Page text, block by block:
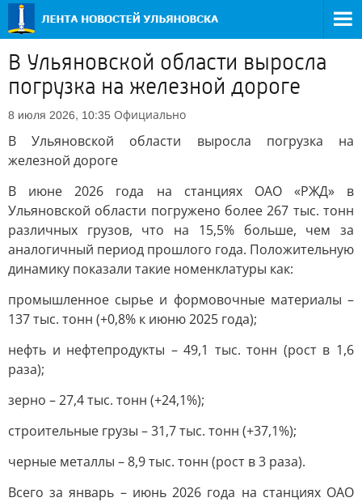
В Ульяновской области выросла
погрузка на железной дороге
8 июля 2026, 10:35 Официально
В Ульяновской области выросла погрузка на
железной дороге
В июне 2026 года на станциях ОАО «РЖД» в
Ульяновской области погружено более 267 тыс. тонн
различных грузов, что на 15,5% больше, чем за
аналогичный период прошлого года. Положительную
динамику показали такие номенклатуры как:
промышленное сырье и формовочные материалы –
137 тыс. тонн (+0,8% к июню 2025 года);
нефть и нефтепродукты – 49,1 тыс. тонн (рост в 1,6
раза);
зерно – 27,4 тыс. тонн (+24,1%);
строительные грузы – 31,7 тыс. тонн (+37,1%);
черные металлы – 8,9 тыс. тонн (рост в 3 раза).
Всего за январь – июнь 2026 года на станциях ОАО